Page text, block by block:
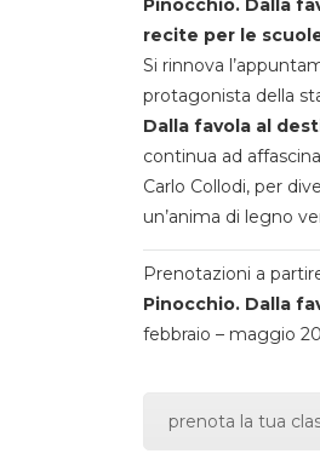
Pinocchio. Dalla
recite per le
Si rinnova
protagonista della
Dalla favola al
continua ad
Carlo Collodi, per
un’anima di legno
Prenotazioni a
Pinocchio. Dalla
febbraio – maggio
prenota la tua